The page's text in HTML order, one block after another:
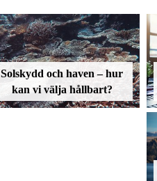
Solskydd och haven – hur
kan vi välja hållbart?